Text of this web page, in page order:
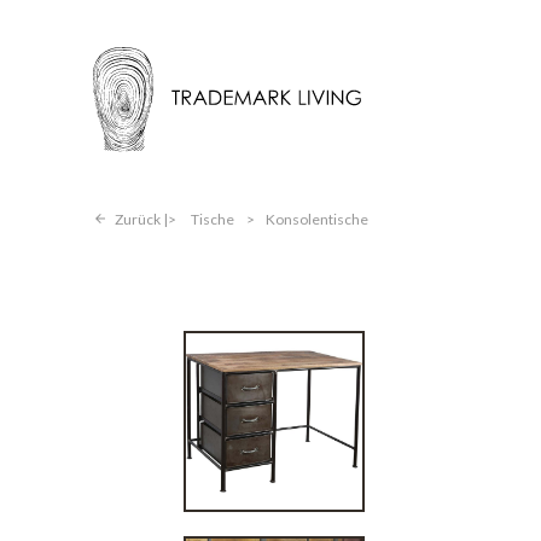
Zurück | Tische > Konsolentische